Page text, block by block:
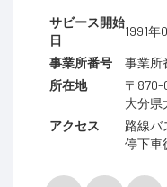
サビース開始
日
1991年
事業所番号
事業所
所在地
〒870-
大分県
アクセス
路線バ
停下車